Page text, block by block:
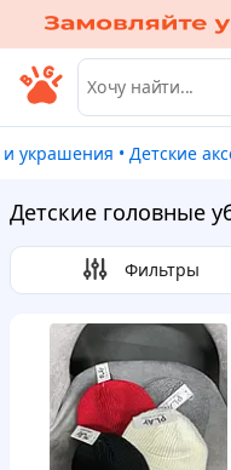
и украшения • Детские
Детские головные
Фильтры